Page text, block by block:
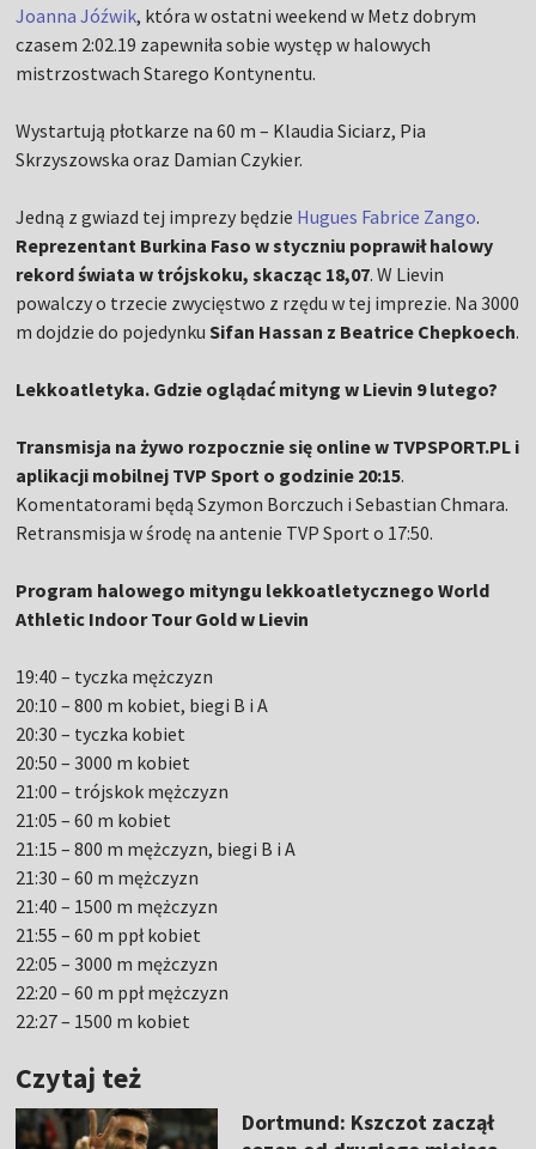
Joanna Jóźwik, która w ostatni weekend w Metz dobrym
czasem 2:02.19 zapewniła sobie występ w halowych
mistrzostwach Starego Kontynentu.
Wystartują płotkarze na 60 m – Klaudia Siciarz, Pia
Skrzyszowska oraz Damian Czykier.
Jedną z gwiazd tej imprezy będzie Hugues Fabrice Zango.
Reprezentant Burkina Faso w styczniu poprawił halowy
rekord świata w trójskoku, skacząc 18,07. W Lievin
powalczy o trzecie zwycięstwo z rzędu w tej imprezie. Na 3000
m dojdzie do pojedynkuSifan Hassan z Beatrice Chepkoech.
Lekkoatletyka. Gdzie oglądać mityng w Lievin 9 lutego?
Transmisja na żywo rozpocznie się online w TVPSPORT.PL i
aplikacji mobilnej TVP Sport o godzinie 20:15.
Komentatorami będą Szymon Borczuch i Sebastian Chmara.
Retransmisja w środę na antenie TVP Sport o 17:50.
Program halowego mityngu lekkoatletycznego World
Athletic Indoor Tour Gold w Lievin
19:40 – tyczka mężczyzn
20:10 – 800 m kobiet, biegi B i A
20:30 – tyczka kobiet
20:50 – 3000 m kobiet
21:00 – trójskok mężczyzn
21:05 – 60 m kobiet
21:15 – 800 m mężczyzn, biegi B i A
21:30 – 60 m mężczyzn
21:40 – 1500 m mężczyzn
21:55 – 60 m ppł kobiet
22:05 – 3000 m mężczyzn
22:20 – 60 m ppł mężczyzn
22:27 – 1500 m kobiet
Czytaj też
Dortmund: Kszczot zaczął